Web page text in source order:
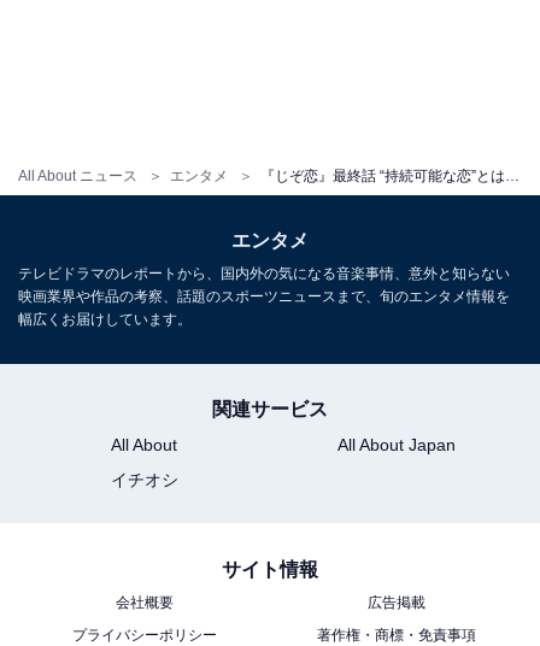
All About ニュース エンタメ
晴太渾身のプロポーズ！幸せなラストにネット感
涙
父娘のダブル婚活から始まった物語は、それぞれの形に
ドラマタイトルの伏線を回収する不破颯…ハァ～～～
エンタメ
テレビドラマのレポートから、国内外の気になる音楽事情、意外と知らない
映画業界や作品の考察、話題のスポーツニュースまで、旬のエンタメ情報を
幅広くお届けしています。
関連サービス
All About
All About Japan
イチオシ
サイト情報
会社概要
広告掲載
プライバシーポリシー
著作権・商標・免責事項